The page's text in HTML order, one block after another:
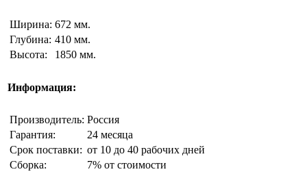
Ширина: 672 мм.
Глубина: 410 мм.
Высота:
1850 мм.
Информация:
Производитель: Россия
Гарантия:
24 месяца
Срок поставки: от 10 до 40 рабочих дней
Сборка:
7% от стоимости